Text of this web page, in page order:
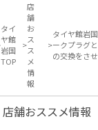
タイ
ヤ館
岩国
TOP
店
舗
お
ス
ス
メ
情
報
タイヤ館岩
ークプラグ
の交換をさ
店舗おススメ情報